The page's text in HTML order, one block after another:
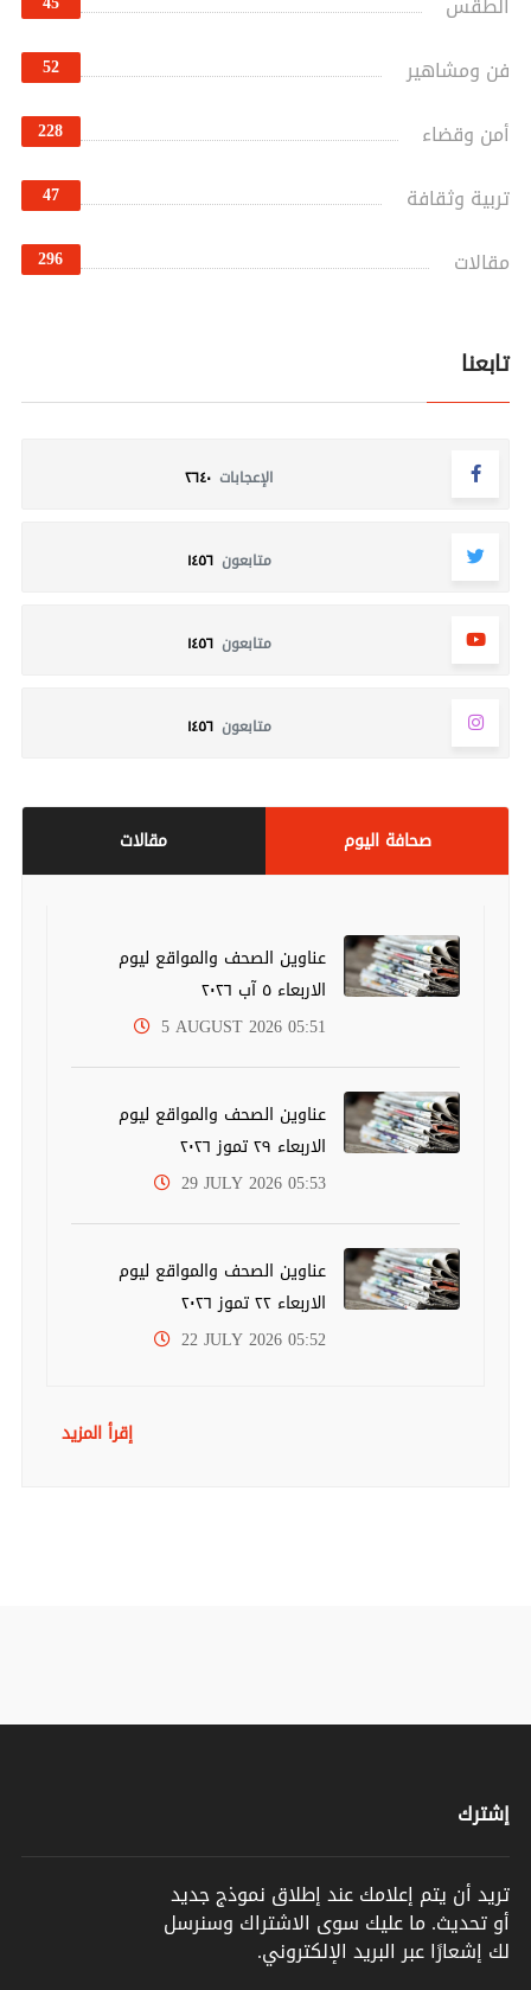
فن ومشاهير 52
أمن وقضاء 228
تربية وثقافة 47
مقالات 296
تابعنا
الإعجابات ٢٦٤٠
متابعون ١٤٥٦
متابعون ١٤٥٦
متابعون ١٤٥٦
مقالات صحافة اليوم
عناوين الصحف والمواقع ليوم
الاربعاء ٥ آب ٢٠٢٦
5 AUGUST 2026 05:51
عناوين الصحف والمواقع ليوم
الاربعاء ٢٩ تموز ٢٠٢٦
29 JULY 2026 05:53
عناوين الصحف والمواقع ليوم
الاربعاء ٢٢ تموز ٢٠٢٦
22 JULY 2026 05:52
إقرأ المزيد
إشترك
تريد أن يتم إعلامك عند إطلاق نموذج جديد
أو تحديث. ما عليك سوى الاشتراك وسنرسل
لك إشعارًا عبر البريد الإلكتروني.